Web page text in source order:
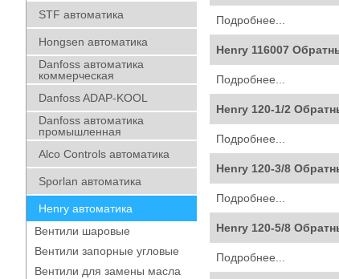
STF автоматика
Hongsen автоматика
Danfoss автоматика
коммерческая
Danfoss ADAP-KOOL
Danfoss автоматика
промышленная
Alco Controls автоматика
Sporlan автоматика
Henry автоматика
Вентили шаровые
Вентили запорные угловые
Вентили для замены масла
Подробнее...
Henry 116007
Подробнее...
Henry 120-1/2
Подробнее...
Henry 120-3/8
Подробнее...
Henry 120-5/8
Подробнее...